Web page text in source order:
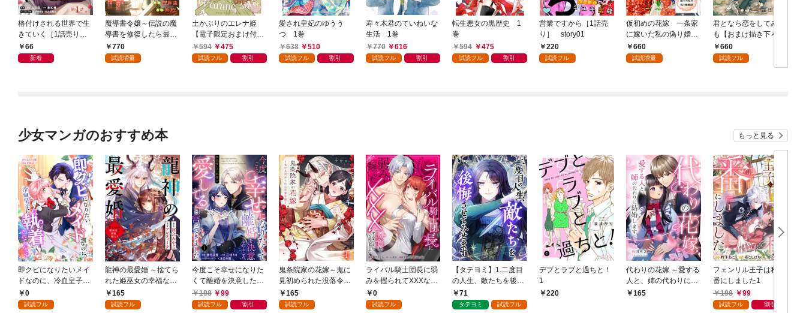
格付けされる世界で生
きていく［1話売り］
第1話
66
新着
魔導書令嬢～伝説の魔
導書を修復したら最強
の精霊が味方になりま
した（クールな王弟殿
770
試読増量
土かぶりのエレナ姫
【電子限定おまけ付
き】 1巻
594 475
試読フル 割引
愛され皇妃のゆうう
つ 1巻
638
510
試読フル 割引
寿々木君のていねいな
生活 1巻
770
616
試読フル 割引
転生悪女の黒歴史 1
巻
594
475
試読フル 割引
営業ですから［1話売
り］ story01
220
試読フル
仮初めの花嫁 一条家
に嫁いだ私の偽り婚姻
譚【おまけ描き下ろし
付き】 1巻
660
試読増量
君となら恋をしてみて
も【おまけ描き下ろし
付き】 1巻
660
試読フル
少女マンガのおすすめ本 もっと見る
即クビになりたいメイ
ドなのに、冷血皇子に
執着されています第1
話
0
試読フル
龍神の最愛婚 ～捨てら
れた姫巫女の幸福な嫁
入り～: 1
165
試読フル
今度こそ幸せになりた
くて離婚を決意したと
ころ、無表情な旦那様
が「愛してる」と言っ
198 99
試読フル 割引
鬼条院家の花嫁～鬼に
見初められた没落令嬢
～１165
試読フル
ライバル騎士団長に弱
みを握られてXXXな勝
負をすることになりま
した第1話
0
試読フル
【タテヨミ】1.二度目
の人生、敵たちを後悔
させてみせます
71
タテヨミ 試読フル
デブとラブと過ちと！
1
220
代わりの花嫁 ～愛する
人と、姉の代わりに結
婚します～ 1
165
フェンリル王子は私を
番にしました1
198
99
試読フル 割引